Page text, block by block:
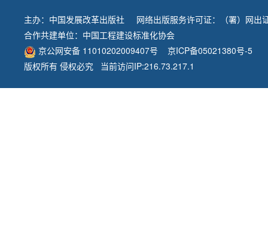
主办： 中国发展改革出版社
网络出版服务许可证：（署）网出
合作共建单位： 中国工程建设标准化协会
京公网安备 11010202009407号
京ICP备05021380号-5
版权所有 侵权必究 当前访问IP:216.73.217.1